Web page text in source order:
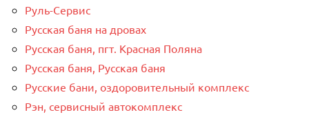
Руль-Сервис
Русская баня на дровах
Русская баня, пгт. Красная Поляна
Русская баня, Русская баня
Русские бани, оздоровительный комплекс
Рэн, сервисный автокомплекс